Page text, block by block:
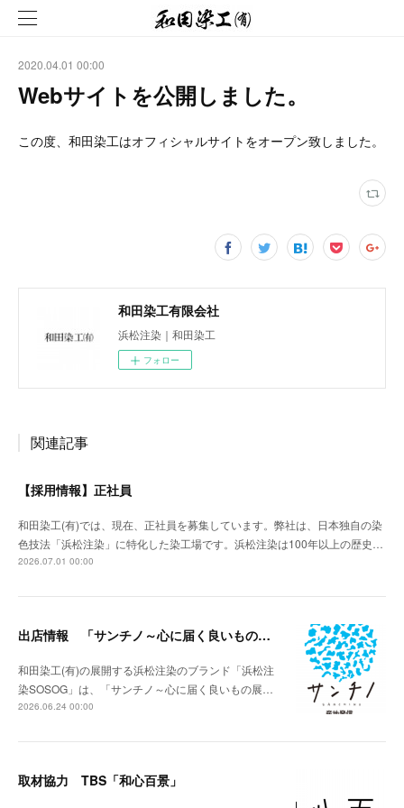
2020.04.01 00:00
Webサイトを公開しました。
この度、和田染工はオフィシャルサイトをオープン致しました。
和田染工有限会社
浜松注染｜和田染工
フォロー
関連記事
【採用情報】正社員
和田染工(有)では、現在、正社員を募集しています。弊社は、日本独自の染
色技法「浜松注染」に特化した染工場です。浜松注染は100年以上の歴史…
2026.07.01 00:00
出店情報 「サンチノ～心に届く良いもの展～」
和田染工(有)の展開する浜松注染のブランド「浜松注
染SOSOG」は、「サンチノ～心に届く良いもの展…
2026.06.24 00:00
取材協力 TBS「和心百景」